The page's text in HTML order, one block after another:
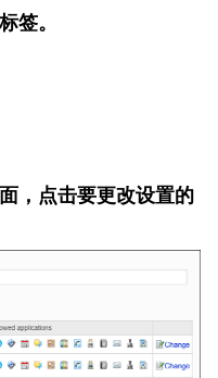
签。
，点击要更改设置的